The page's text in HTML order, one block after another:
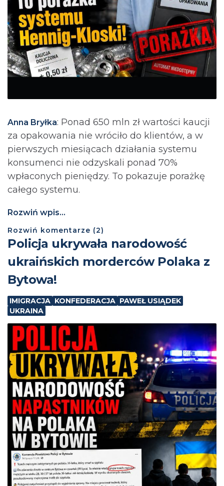
Anna Bryłka: Ponad 650 mln zł wartości kaucji
za opakowania nie wróciło do klientów, a w
pierwszych miesiącach działania systemu
konsumenci nie odzyskali ponad 70%
wpłaconych pieniędzy. To pokazuje porażkę
całego systemu.
Rozwiń wpis...
Rozwiń komentarze (2)
Policja ukrywała narodowość
ukraińskich morderców Polaka z
Bytowa!
IMIGRACJA KONFEDERACJA PAWEŁ USIĄDEK
UKRAINA